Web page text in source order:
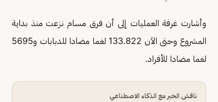
وأشارت غرفة العمليات إلى أن فرق مسام نزعت منذ بداية
المشروع وحتى الآن 133.822 لغما مضادا للدبابات و5695
لغما مضادا للأفراد.
ناقش الخبر مع الذكاء الاصطناعي